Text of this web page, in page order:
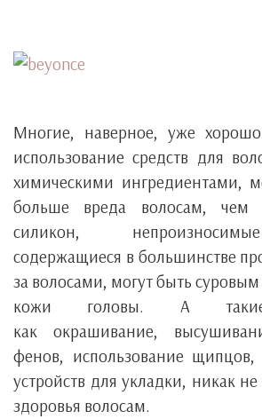
Многие, наверное, уже
использование средств для
химическими ингредиентами,
больше вреда волосам, чем
силикон,
содержащиеся в большинстве
за волосами, могут быть
кожи головы. А
как окрашивание,
фенов, использование
устройств для укладки, никак
здоровья волосам.